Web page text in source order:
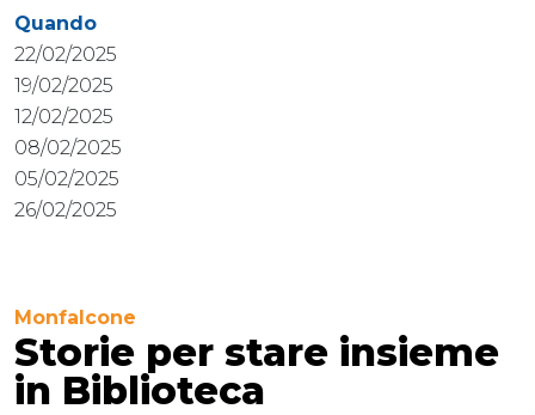
Quando
22/02/2025
19/02/2025
12/02/2025
08/02/2025
05/02/2025
26/02/2025
Monfalcone
Storie per stare insieme
in Biblioteca